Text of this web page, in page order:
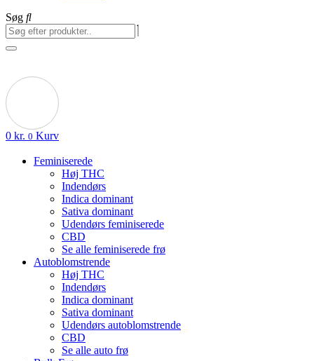
Søg
0 kr. 0 Kurv
Feminiserede
Høj THC
Indendørs
Indica dominant
Sativa dominant
Udendørs feminiserede
CBD
Se alle feminiserede frø
Autoblomstrende
Høj THC
Indendørs
Indica dominant
Sativa dominant
Udendørs autoblomstrende
CBD
Se alle auto frø